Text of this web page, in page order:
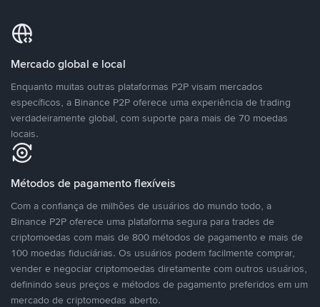
Mercado global e local
Enquanto muitas outras plataformas P2P visam mercados
específicos, a Binance P2P oferece uma experiência de trading
verdadeiramente global, com suporte para mais de 70 moedas
locais.
Métodos de pagamento flexíveis
Com a confiança de milhões de usuários do mundo todo, a
Binance P2P oferece uma plataforma segura para trades de
criptomoedas com mais de 800 métodos de pagamento e mais de
100 moedas fiduciárias. Os usuários podem facilmente comprar,
vender e negociar criptomoedas diretamente com outros usuários,
definindo seus preços e métodos de pagamento preferidos em um
mercado de criptomoedas aberto.